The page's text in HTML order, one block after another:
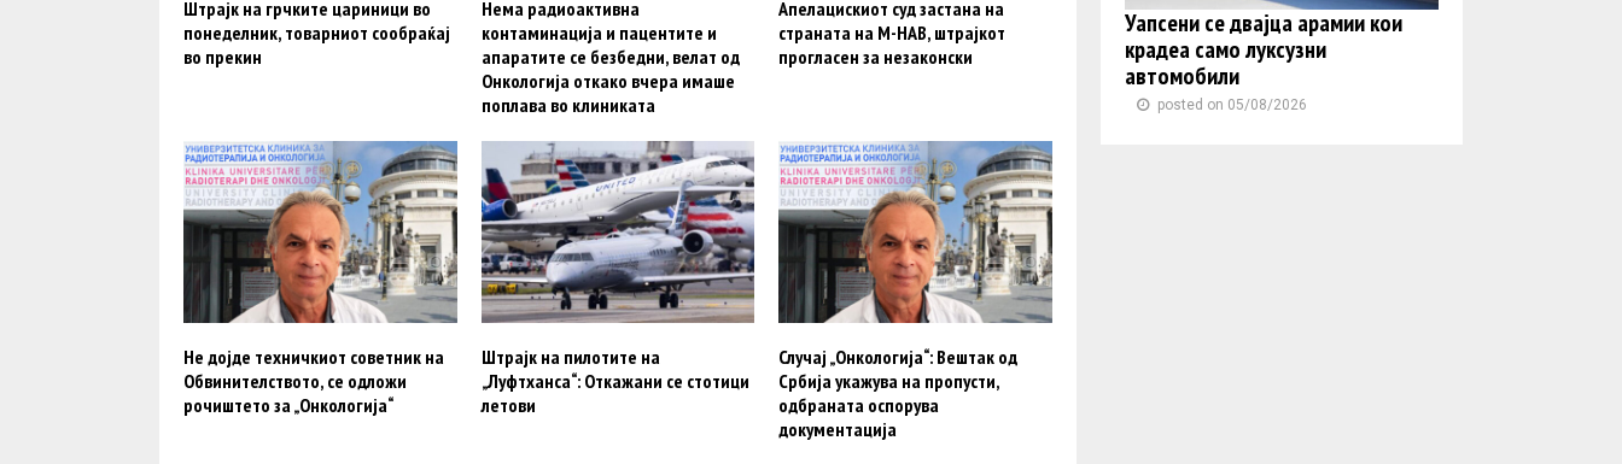
Штрајк на грчките цариници во
понеделник, товарниот сообраќај
во прекин
Нема радиоактивна
контаминација и пацентите и
апаратите се безбедни, велат од
Онкологија откако вчера имаше
поплава во клиниката
Апелацискиот суд застана на
страната на М-НАВ, штрајкот
прогласен за незаконски
Не дојде техничкиот советник на
Обвинителството, се одложи
рочиштето за „Онкологија“
Штрајк на пилотите на
„Луфтханса“: Откажани се стотици
летови
Случај „Онкологија“: Вештак од
Србија укажува на пропусти,
одбраната оспорува
документација
Уапсени се двајца арамии кои
крадеа само луксузни
автомобили
posted on 05/08/2026